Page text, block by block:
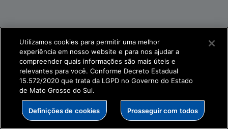
Utilizamos cookies para permitir uma melhor
experiência em nosso website e para nos ajudar a
compreender quais informações são mais úteis e
relevantes para você. Conforme Decreto Estadual
15.572/2020 que trata da LGPD no Governo do Estado
de Mato Grosso do Sul.
Definições de cookies Prosseguir com todos